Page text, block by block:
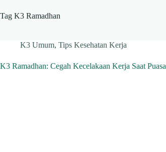
Tag K3 Ramadhan
K3 Umum, Tips Kesehatan Kerja
K3 Ramadhan: Cegah Kecelakaan Kerja Saat Puasa